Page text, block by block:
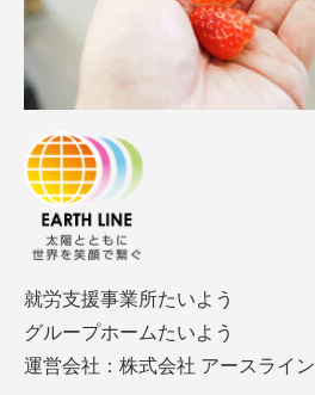
就労支援事業所たいよう
グループホームたいよう
運営会社：株式会社 アースライン